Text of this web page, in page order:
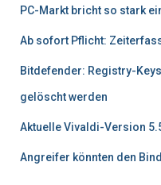
PC-Markt bricht so stark
Ab sofort Pflicht:
Bitdefender: Registry-
gelöscht werden
Aktuelle Vivaldi-Version
Angreifer könnten den